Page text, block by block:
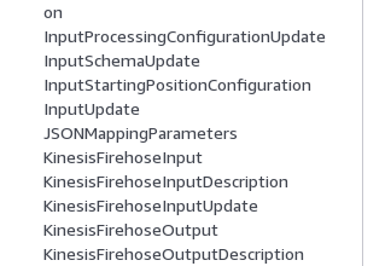
on
InputProcessingConfigurationUpdate
InputSchemaUpdate
InputStartingPositionConfiguration
InputUpdate
JSONMappingParameters
KinesisFirehoseInput
KinesisFirehoseInputDescription
KinesisFirehoseInputUpdate
KinesisFirehoseOutput
KinesisFirehoseOutputDescription